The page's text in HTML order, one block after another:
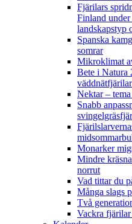
Fjärilars
Finland
landskapstyp
Spanska
somrar
Mikroklimat
Bete i Natura
Nektar –
Snabb
Monarker
Mindre
norrut
Vad tittar du
Många slags
Två
Vackra